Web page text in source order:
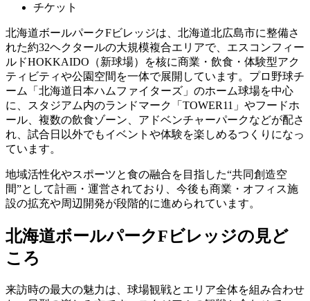
チケット
北海道ボールパークFビレッジは、北海道北広島市に整備さ
れた約32ヘクタールの大規模複合エリアで、エスコンフィー
ルドHOKKAIDO（新球場）を核に商業・飲食・体験型アク
ティビティや公園空間を一体で展開しています。プロ野球チ
ーム「北海道日本ハムファイターズ」のホーム球場を中心
に、スタジアム内のランドマーク「TOWER11」やフードホ
ール、複数の飲食ゾーン、アドベンチャーパークなどが配さ
れ、試合日以外でもイベントや体験を楽しめるつくりになっ
ています。
地域活性化やスポーツと食の融合を目指した“共同創造空
間”として計画・運営されており、今後も商業・オフィス施
設の拡充や周辺開発が段階的に進められています。
北海道ボールパークFビレッジの見ど
ころ
来訪時の最大の魅力は、球場観戦とエリア全体を組み合わせ